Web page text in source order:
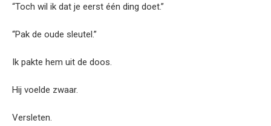
“Toch wil ik dat je eerst één ding doet.”
“Pak de oude sleutel.”
Ik pakte hem uit de doos.
Hij voelde zwaar.
Versleten.